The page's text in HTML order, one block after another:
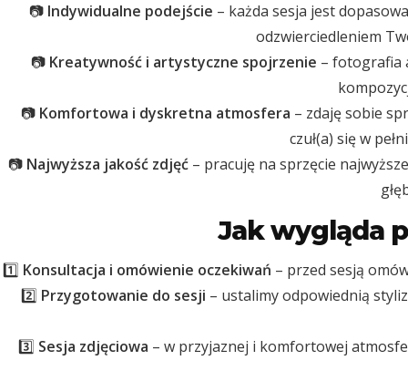
📷 Indywidualne podejście – każda sesja jest
odzwierciedleniem
📷 Kreatywność i artystyczne spojrzenie – fotografia
📷 Komfortowa i dyskretna atmosfera – zdaję sobie
czuł(a) się w
📷 Najwyższa jakość zdjęć– pracuję na sprzęcie
Jak wygląda
1️⃣ Konsultacja i omówienie oczekiwań – przed sesją
2️⃣ Przygotowanie do sesji – ustalimy odpowiednią
3️⃣ Sesja zdjęciowa – w przyjaznej i komfortowej